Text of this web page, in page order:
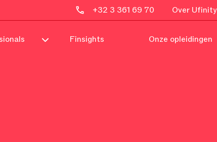
+32 3 361 69 70 Over Ufinity
Finsights Onze opleidingen